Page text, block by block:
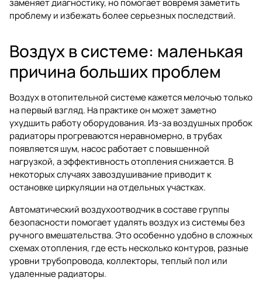
заменяет диагностику, но помогает вовремя заметить
проблему и избежать более серьезных последствий.
Воздух в системе: маленькая
причина больших проблем
Воздух в отопительной системе кажется мелочью только
на первый взгляд. На практике он может заметно
ухудшить работу оборудования. Из-за воздушных пробок
радиаторы прогреваются неравномерно, в трубах
появляется шум, насос работает с повышенной
нагрузкой, а эффективность отопления снижается. В
некоторых случаях завоздушивание приводит к
остановке циркуляции на отдельных участках.
Автоматический воздухоотводчик в составе группы
безопасности помогает удалять воздух из системы без
ручного вмешательства. Это особенно удобно в сложных
схемах отопления, где есть несколько контуров, разные
уровни трубопровода, коллекторы, теплый пол или
удаленные радиаторы.